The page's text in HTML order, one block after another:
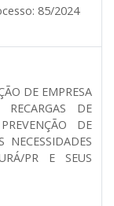
85/2024
DE EMPRESA
DE
DE
PR E SEUS